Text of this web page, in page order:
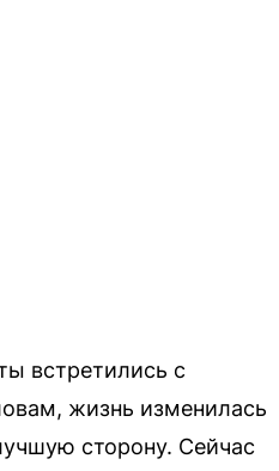
встретились с
жизнь изменилась
сторону. Сейчас